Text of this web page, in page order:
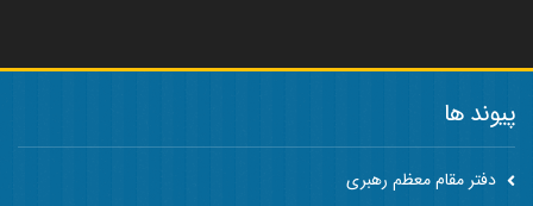
پیوند ها
دفتر مقام معظم رهبری